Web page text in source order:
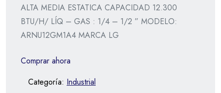
ALTA MEDIA ESTATICA CAPACIDAD 12.300
BTU/H/ LÍQ – GAS : 1/4 – 1/2 ” MODELO:
ARNU12GM1A4 MARCA LG
Comprar ahora
Categoría: Industrial